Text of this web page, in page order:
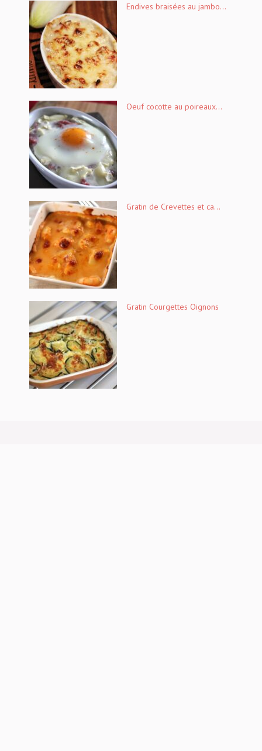
Endives braisées au jambo...
Oeuf cocotte au poireaux...
Gratin de Crevettes et ca...
Gratin Courgettes Oignons